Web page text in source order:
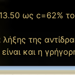
ως c=62%
της
και η